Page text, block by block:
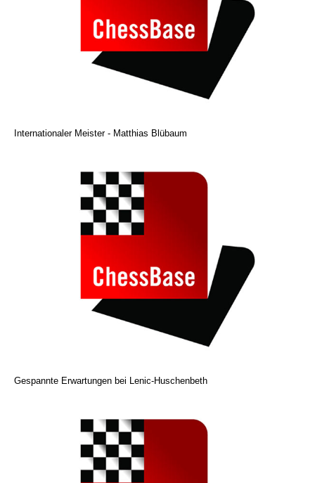
Internationaler Meister - Matthias Blübaum
Gespannte Erwartungen bei Lenic-Huschenbeth